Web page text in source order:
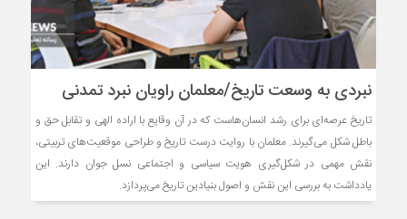
نبردی به وسعت تاریخ/معلمان راویان نبرد تمدنی
تاریخ عرصه‌ای برای رشد انسان‌هاست که در آن وقایع با اراده الهی و تقابل حق و
باطل شکل می‌گیرند. معلمان با روایت درست تاریخ و طراحی موقعیت‌های تربیتی،
نقش مهمی در شکل‌گیری هویت سیاسی و اجتماعی نسل جوان دارند. این
یادداشت به بررسی این نقش و اصول بنیادین تاریخ می‌پردازد.